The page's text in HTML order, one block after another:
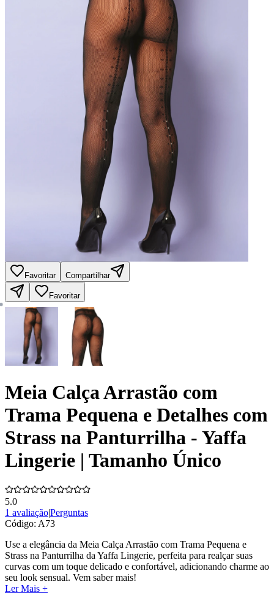
Favoritar Compartilhar
Favoritar
Meia Calça Arrastão com
Trama Pequena e Detalhes com
Strass na Panturrilha - Yaffa
Lingerie | Tamanho Único
5.0
1 avaliação|Perguntas
Código: A73
Use a elegância da Meia Calça Arrastão com Trama Pequena e
Strass na Panturrilha da Yaffa Lingerie, perfeita para realçar suas
curvas com um toque delicado e confortável, adicionando charme ao
seu look sensual. Vem saber mais!
Ler Mais +